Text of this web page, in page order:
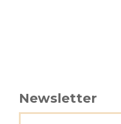
Newsletter